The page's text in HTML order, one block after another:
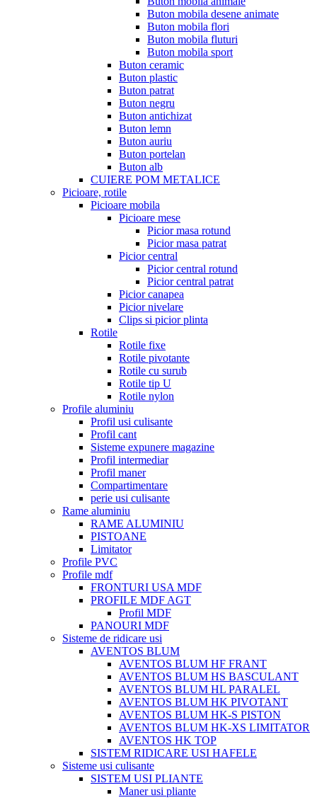
Buton mobila desene animate
Buton mobila flori
Buton mobila fluturi
Buton mobila sport
Buton ceramic
Buton plastic
Buton patrat
Buton negru
Buton antichizat
Buton lemn
Buton auriu
Buton portelan
Buton alb
CUIERE POM METALICE
Picioare, rotile
Picioare mobila
Picioare mese
Picior masa rotund
Picior masa patrat
Picior central
Picior central rotund
Picior central patrat
Picior canapea
Picior nivelare
Clips si picior plinta
Rotile
Rotile fixe
Rotile pivotante
Rotile cu surub
Rotile tip U
Rotile nylon
Profile aluminiu
Profil usi culisante
Profil cant
Sisteme expunere magazine
Profil intermediar
Profil maner
Compartimentare
perie usi culisante
Rame aluminiu
RAME ALUMINIU
PISTOANE
Limitator
Profile PVC
Profile mdf
FRONTURI USA MDF
PROFILE MDF AGT
Profil MDF
PANOURI MDF
Sisteme de ridicare usi
AVENTOS BLUM
AVENTOS BLUM HF FRANT
AVENTOS BLUM HS BASCULANT
AVENTOS BLUM HL PARALEL
AVENTOS BLUM HK PIVOTANT
AVENTOS BLUM HK-S PISTON
AVENTOS BLUM HK-XS LIMITATOR
AVENTOS HK TOP
SISTEM RIDICARE USI HAFELE
Sisteme usi culisante
SISTEM USI PLIANTE
Maner usi pliante